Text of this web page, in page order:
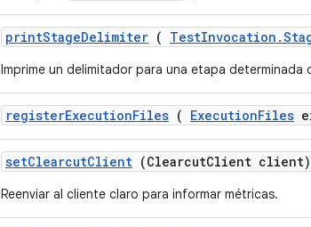
printStageDelimiter ( TestInvocation .
Imprime un delimitador para una etapa determinada
registerExecutionFiles ( ExecutionFiles
setClearcutClient (ClearcutClient client)
Reenviar al cliente claro para informar métricas.